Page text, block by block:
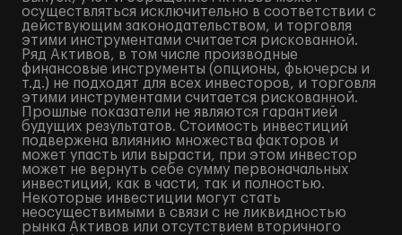
осуществляться исключительно в соответствии с
действующим законодательством, и торговля
этими инструментами считается рискованной.
Ряд Активов, в том числе производные
финансовые инструменты (опционы, фьючерсы и
т.д.) не подходят для всех инвесторов, и торговля
этими инструментами считается рискованной.
Прошлые показатели не являются гарантией
будущих результатов. Стоимость инвестиций
подвержена влиянию множества факторов и
может упасть или вырасти, при этом инвестор
может не вернуть себе сумму первоначальных
инвестиций, как в части, так и полностью.
Некоторые инвестиции могут стать
неосуществимыми в связи с не ликвидностью
рынка Активов или отсутствием вторичного